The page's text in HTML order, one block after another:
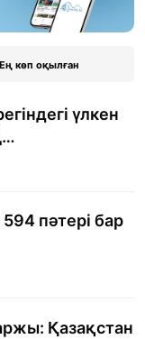
Ең көп оқылған
үлкен
күн
пәтері бар
Қазақстан